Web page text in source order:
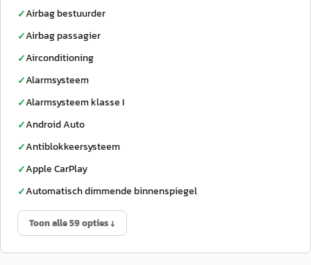
✓Airbag bestuurder
✓Airbag passagier
✓Airconditioning
✓Alarmsysteem
✓Alarmsysteem klasse I
✓Android Auto
✓Antiblokkeersysteem
✓Apple CarPlay
✓Automatisch dimmende binnenspiegel
Toon alle 59 opties ↓